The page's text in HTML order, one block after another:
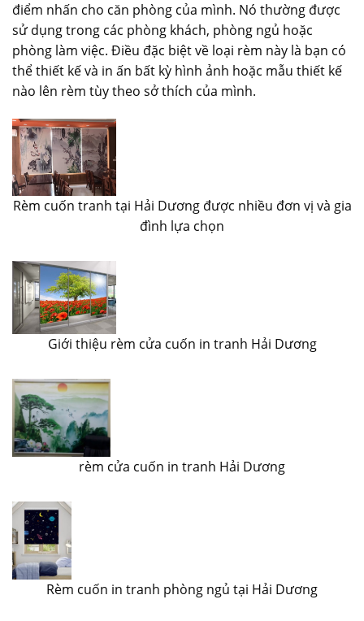
điểm nhấn cho căn phòng của mình. Nó thường được
sử dụng trong các phòng khách, phòng ngủ hoặc
phòng làm việc. Điều đặc biệt về loại rèm này là bạn có
thể thiết kế và in ấn bất kỳ hình ảnh hoặc mẫu thiết kế
nào lên rèm tùy theo sở thích của mình.
Rèm cuốn tranh tại Hải Dương được nhiều đơn vị và gia
đình lựa chọn
Giới thiệu rèm cửa cuốn in tranh Hải Dương
rèm cửa cuốn in tranh Hải Dương
Rèm cuốn in tranh phòng ngủ tại Hải Dương